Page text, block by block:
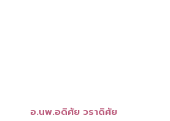
อ.นพ.อดิศัย วราดิศัย